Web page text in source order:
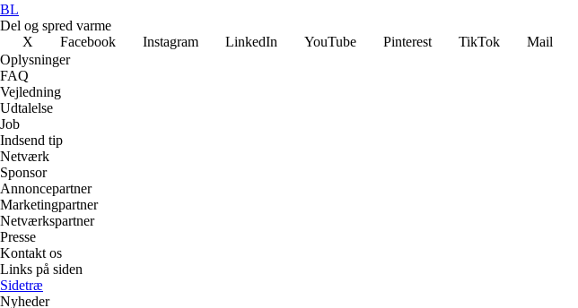
BL
Del og spred varme
X
Facebook Instagram LinkedIn YouTube Pinterest TikTok Mail
Oplysninger
FAQ
Vejledning
Udtalelse
Job
Indsend tip
Netværk
Sponsor
Annoncepartner
Marketingpartner
Netværkspartner
Presse
Kontakt os
Links på siden
Sidetræ
Nyheder